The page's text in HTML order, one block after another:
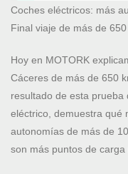
Coches eléctricos: más
Final viaje de más de
Hoy en MOTORK
Cáceres de más de 650
resultado de esta
eléctrico, demuestra qué
autonomías de más de
son más puntos de